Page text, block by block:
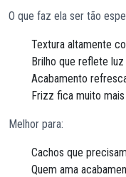
O que faz ela ser tão
Textura altamente
Brilho que reflete
Acabamento
Frizz fica muito
Melhor para:
Cachos que
Quem ama